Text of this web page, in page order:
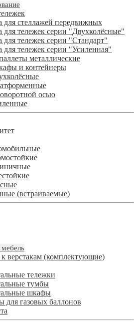
для стеллажей передвижных
для тележек серии "Двухколёсные"
для тележек серии "Стандарт"
для тележек серии "Усиленная"
металлические
и контейнеры
осью
(встраиваемые)
верстакам (комплектующие)
тележки
тумбы
шкафы
газовых баллонов